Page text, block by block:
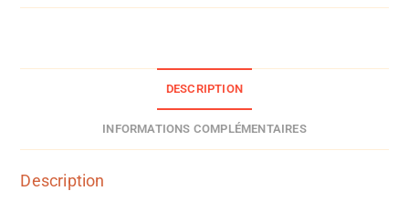
DESCRIPTION
INFORMATIONS COMPLÉMENTAIRES
Description